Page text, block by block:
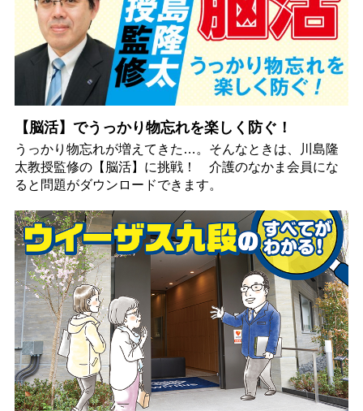
【脳活】でうっかり物忘れを楽しく防ぐ！
うっかり物忘れが増えてきた…。そんなときは、川島隆
太教授監修の【脳活】に挑戦！ 介護のなかま会員にな
ると問題がダウンロードできます。